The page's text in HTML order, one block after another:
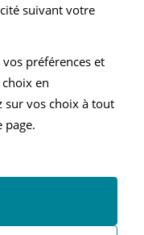
suivant votre
préférences et
en
sur vos choix à tout
page.